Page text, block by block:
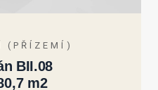
(PŘÍZEMÍ)
BII.08
m2